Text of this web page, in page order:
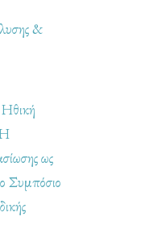
&
Η
ως
Συμπόσιο